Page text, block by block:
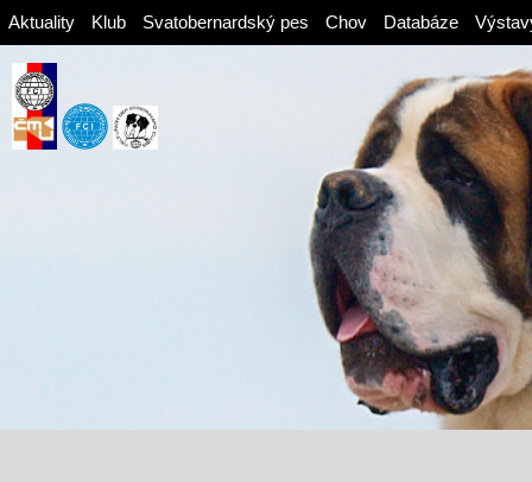
Aktuality Klub Svatobernardský pes Chov Databáze